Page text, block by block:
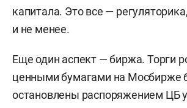
капитала. Это все —
и не менее.
Еще один аспект — биржа. Торги
ценными бумагами на Мосбирже
остановлены распоряжением ЦБ